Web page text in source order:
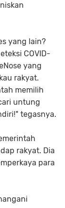
yang lain?
COVID-
yang
rakyat.
memilih
untung
tegasnya.
rakyat. Dia
para